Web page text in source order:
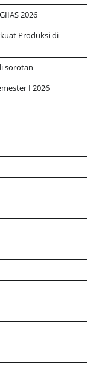
2026
Produksi di
sorotan
I 2026